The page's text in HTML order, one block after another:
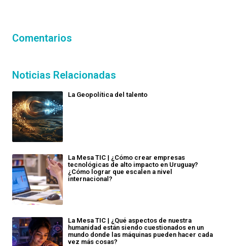
Comentarios
Noticias Relacionadas
La Geopolítica del talento
La Mesa TIC | ¿Cómo crear empresas
tecnológicas de alto impacto en Uruguay?
¿Cómo lograr que escalen a nivel
internacional?
La Mesa TIC | ¿Qué aspectos de nuestra
humanidad están siendo cuestionados en un
mundo donde las máquinas pueden hacer cada
vez más cosas?